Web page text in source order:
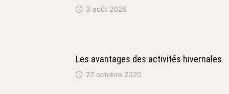
3 août 2026
Les avantages des activités hivernales
27 octobre 2020